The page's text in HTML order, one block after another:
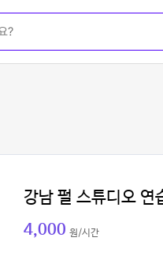
강남 펄 스튜디오 연
4,000 원/시간